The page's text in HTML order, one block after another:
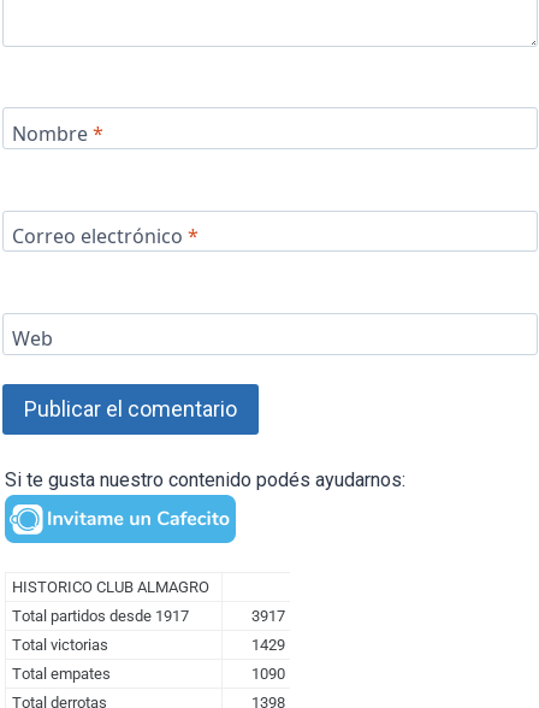
Nombre*
Correo electrónico *
Web
Si te gusta nuestro contenido podés ayudarnos: